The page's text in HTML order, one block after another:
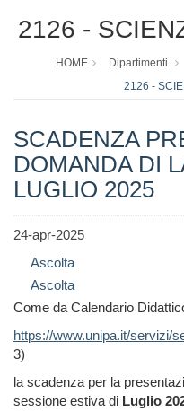
2126 -
HOME Dipartimenti
2126 -
SCADENZA
DOMANDA DI
LUGLIO 2025
24-apr-2025
Ascolta
Ascolta
Come da Calendario
https://www.unipa.it/servizi/
3)
la scadenza per la
sessione estiva di Luglio